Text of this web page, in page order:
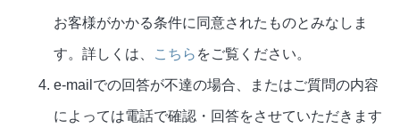
お客様がかかる条件に同意されたものとみなしま
す。詳しくは、 こちら をご覧ください。
e-mailでの回答が不達の場合、またはご質問の内容
によっては電話で確認・回答をさせていただきます